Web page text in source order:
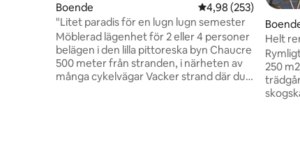
Boende 4,98 av 5 i
4,98 (253)
"Litet paradis för en lugn lugn semester
Möblerad lägenhet för 2 eller 4 personer
belägen i den lilla pittoreska byn Chaucre
500 meter från stranden, i närheten av
många cykelvägar Vacker strand där du
Helt
250